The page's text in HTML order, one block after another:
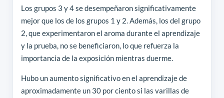
Los grupos 3 y 4 se desempeñaron significativamente
mejor que los de los grupos 1 y 2. Además, los del grupo
2, que experimentaron el aroma durante el aprendizaje
y la prueba, no se beneficiaron, lo que refuerza la
importancia de la exposición mientras duerme.
Hubo un aumento significativo en el aprendizaje de
aproximadamente un 30 por ciento si las varillas de